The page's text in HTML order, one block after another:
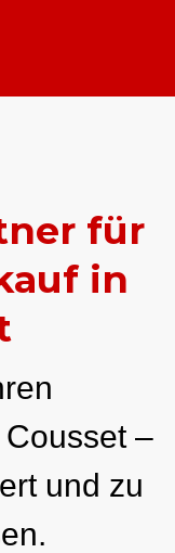
für
in
–
und zu